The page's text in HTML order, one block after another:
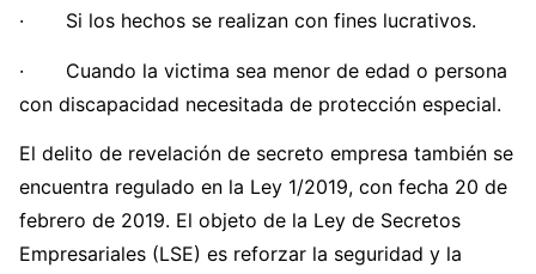
· Si los hechos se realizan con fines lucrativos.
· Cuando la victima sea menor de edad o persona
con discapacidad necesitada de protección especial.
El delito de revelación de secreto empresa también se
encuentra regulado en la Ley 1/2019, con fecha 20 de
febrero de 2019. El objeto de la Ley de Secretos
Empresariales (LSE) es reforzar la seguridad y la